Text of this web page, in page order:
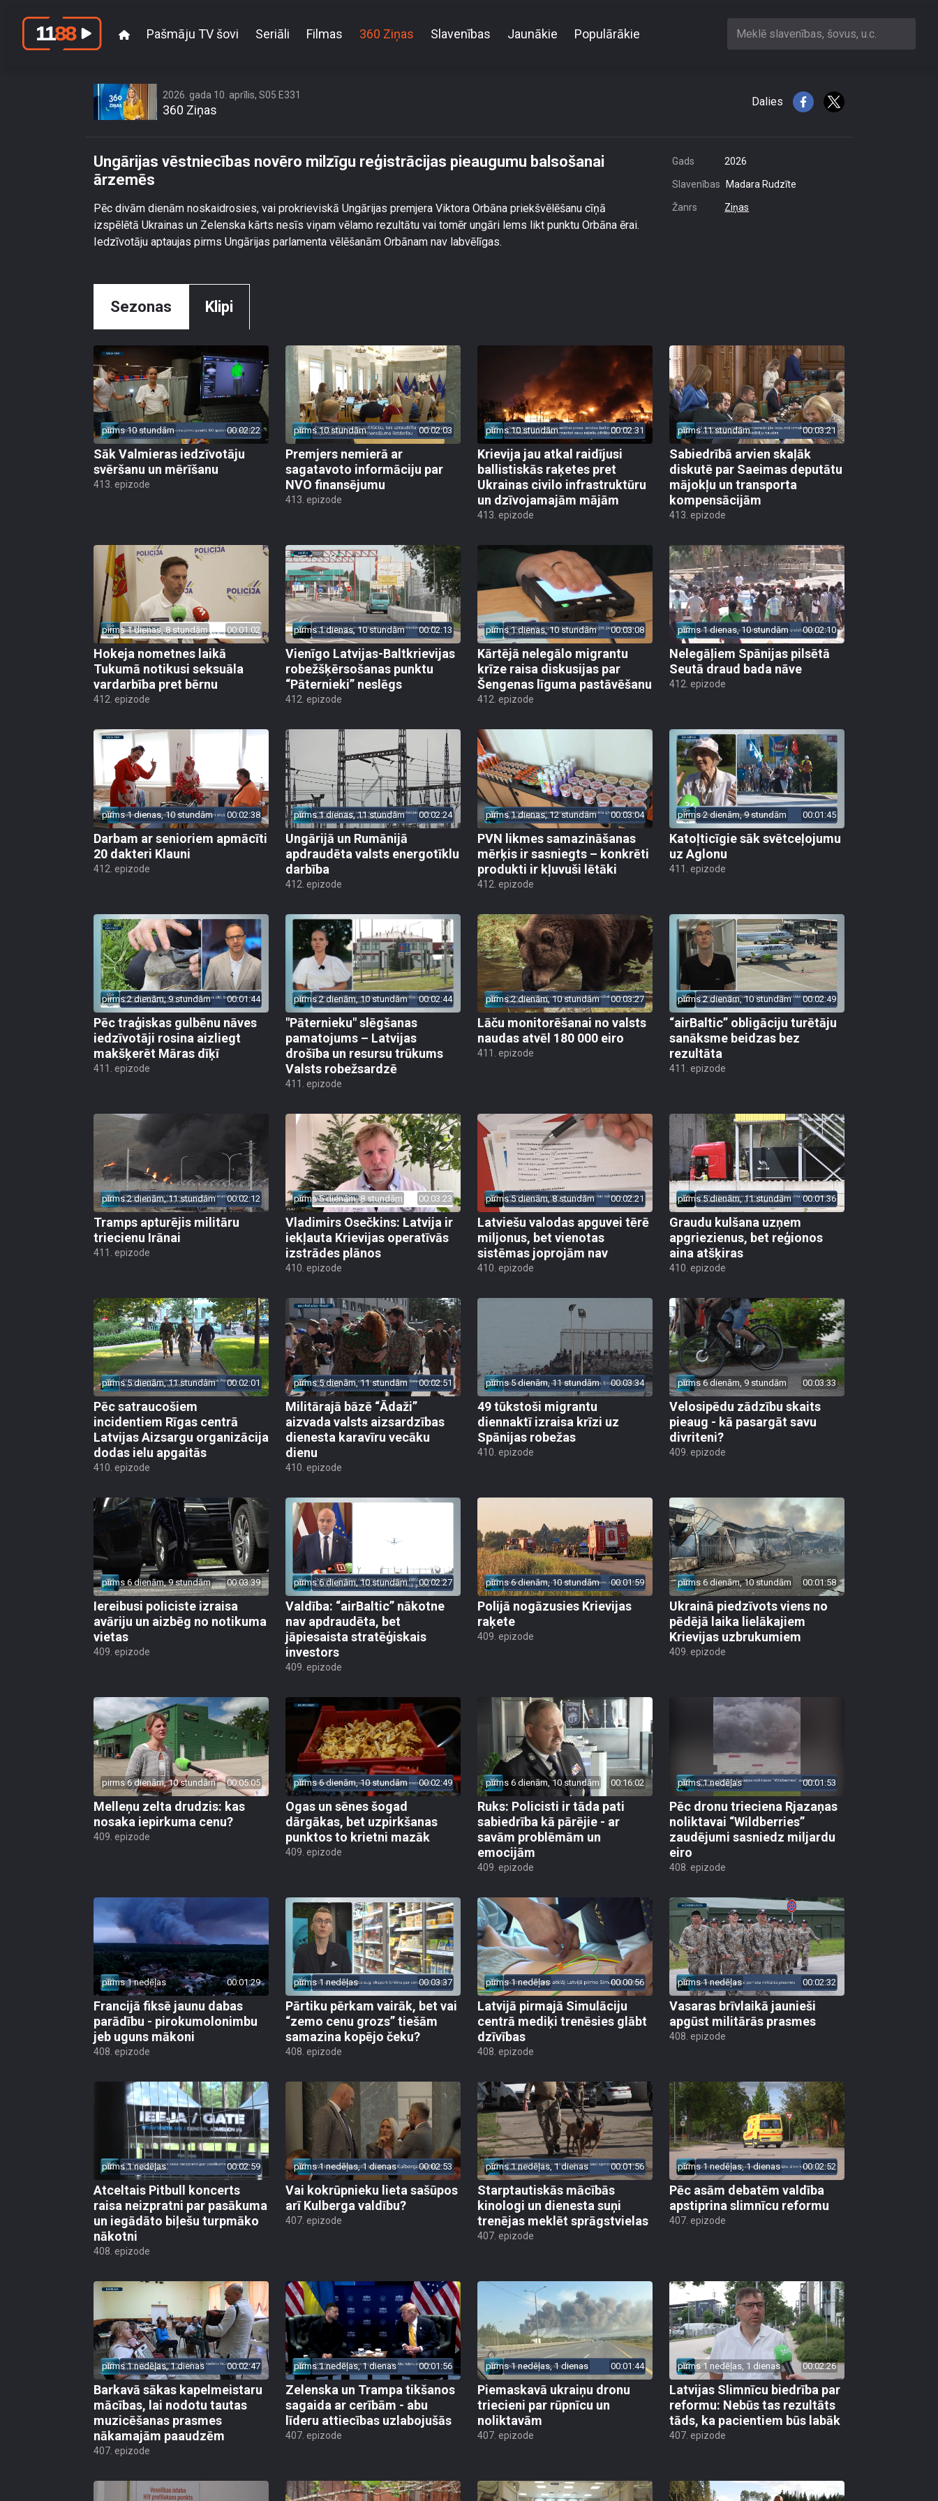
Pašmāju TV šovi Seriāli Filmas 360 Ziņas Slavenības Jaunākie Populārākie Meklē slavenības, šovus, u.c.
2026. gada 10. aprīlis, S05 E331
360 Ziņas
Dalies
Ungārijas vēstniecības novēro milzīgu reģistrācijas pieaugumu balsošanai
ārzemēs
Pēc divām dienām noskaidrosies, vai prokrieviskā Ungārijas premjera Viktora Orbāna priekšvēlēšanu cīņā
izspēlētā Ukrainas un Zelenska kārts nesīs viņam vēlamo rezultātu vai tomēr ungāri lems likt punktu Orbāna ērai.
Iedzīvotāju aptaujas pirms Ungārijas parlamenta vēlēšanām Orbānam nav labvēlīgas.
Gads 2026
Slavenības Madara Rudzīte
Žanrs Ziņas
Sezonas Klipi
pirms 10 stundām 00:02:22
Sāk Valmieras iedzīvotāju
svēršanu un mērīšanu
413. epizode
pirms 10 stundām 00:02:03
Premjers nemierā ar
sagatavoto informāciju par
NVO finansējumu
413. epizode
pirms 10 stundām 00:02:31
Krievija jau atkal raidījusi
ballistiskās raķetes pret
Ukrainas civilo infrastruktūru
un dzīvojamajām mājām
413. epizode
pirms 11 stundām 00:03:21
Sabiedrībā arvien skaļāk
diskutē par Saeimas deputātu
mājokļu un transporta
kompensācijām
413. epizode
pirms 1 dienas, 8 stundām 00:01:02
Hokeja nometnes laikā
Tukumā notikusi seksuāla
vardarbība pret bērnu
412. epizode
pirms 1 dienas, 10 stundām 00:02:13
Vienīgo Latvijas-Baltkrievijas
robežšķērsošanas punktu
“Pāternieki” neslēgs
412. epizode
pirms 1 dienas, 10 stundām 00:03:08
Kārtējā nelegālo migrantu
krīze raisa diskusijas par
Šengenas līguma pastāvēšanu
412. epizode
pirms 1 dienas, 10 stundām 00:02:10
Nelegāļiem Spānijas pilsētā
Seutā draud bada nāve
412. epizode
pirms 1 dienas, 10 stundām 00:02:38
Darbam ar senioriem apmācīti
20 dakteri Klauni
412. epizode
pirms 1 dienas, 11 stundām 00:02:24
Ungārijā un Rumānijā
apdraudēta valsts energotīklu
darbība
412. epizode
pirms 1 dienas, 12 stundām 00:03:04
PVN likmes samazināšanas
mērķis ir sasniegts – konkrēti
produkti ir kļuvuši lētāki
412. epizode
pirms 2 dienām, 9 stundām 00:01:45
Katoļticīgie sāk svētceļojumu
uz Aglonu
411. epizode
pirms 2 dienām, 9 stundām 00:01:44
Pēc traģiskas gulbēnu nāves
iedzīvotāji rosina aizliegt
makšķerēt Māras dīķī
411. epizode
pirms 2 dienām, 10 stundām 00:02:44
"Pāternieku" slēgšanas
pamatojums – Latvijas
drošība un resursu trūkums
Valsts robežsardzē
411. epizode
pirms 2 dienām, 10 stundām 00:03:27
Lāču monitorēšanai no valsts
naudas atvēl 180 000 eiro
411. epizode
pirms 2 dienām, 10 stundām 00:02:49
“airBaltic” obligāciju turētāju
sanāksme beidzas bez
rezultāta
411. epizode
pirms 2 dienām, 11 stundām 00:02:12
Tramps apturējis militāru
triecienu Irānai
411. epizode
pirms 5 dienām, 8 stundām 00:03:23
Vladimirs Osečkins: Latvija ir
iekļauta Krievijas operatīvās
izstrādes plānos
410. epizode
pirms 5 dienām, 8 stundām 00:02:21
Latviešu valodas apguvei tērē
miljonus, bet vienotas
sistēmas joprojām nav
410. epizode
pirms 5 dienām, 11 stundām 00:01:36
Graudu kulšana uzņem
apgriezienus, bet reģionos
aina atšķiras
410. epizode
pirms 5 dienām, 11 stundām 00:02:01
Pēc satraucošiem
incidentiem Rīgas centrā
Latvijas Aizsargu organizācija
dodas ielu apgaitās
410. epizode
pirms 5 dienām, 11 stundām 00:02:51
Militārajā bāzē “Ādaži”
aizvada valsts aizsardzības
dienesta karavīru vecāku
dienu
410. epizode
pirms 5 dienām, 11 stundām 00:03:34
49 tūkstoši migrantu
diennaktī izraisa krīzi uz
Spānijas robežas
410. epizode
pirms 6 dienām, 9 stundām 00:03:33
Velosipēdu zādzību skaits
pieaug - kā pasargāt savu
divriteni?
409. epizode
pirms 6 dienām, 9 stundām 00:03:39
Iereibusi policiste izraisa
avāriju un aizbēg no notikuma
vietas
409. epizode
pirms 6 dienām, 10 stundām 00:02:27
Valdība: “airBaltic” nākotne
nav apdraudēta, bet
jāpiesaista stratēģiskais
investors
409. epizode
pirms 6 dienām, 10 stundām 00:01:59
Polijā nogāzusies Krievijas
raķete
409. epizode
pirms 6 dienām, 10 stundām 00:01:58
Ukrainā piedzīvots viens no
pēdējā laika lielākajiem
Krievijas uzbrukumiem
409. epizode
pirms 6 dienām, 10 stundām 00:05:05
Melleņu zelta drudzis: kas
nosaka iepirkuma cenu?
409. epizode
pirms 6 dienām, 10 stundām 00:02:49
Ogas un sēnes šogad
dārgākas, bet uzpirkšanas
punktos to krietni mazāk
409. epizode
pirms 6 dienām, 10 stundām 00:16:02
Ruks: Policisti ir tāda pati
sabiedrība kā pārējie - ar
savām problēmām un
emocijām
409. epizode
pirms 1 nedēļas 00:01:53
Pēc dronu trieciena Rjazaņas
noliktavai “Wildberries”
zaudējumi sasniedz miljardu
eiro
408. epizode
pirms 1 nedēļas 00:01:29
Francijā fiksē jaunu dabas
parādību - pirokumolonimbu
jeb uguns mākoni
408. epizode
pirms 1 nedēļas 00:03:37
Pārtiku pērkam vairāk, bet vai
“zemo cenu grozs” tiešām
samazina kopējo čeku?
408. epizode
pirms 1 nedēļas 00:00:56
Latvijā pirmajā Simulāciju
centrā mediķi trenēsies glābt
dzīvības
408. epizode
pirms 1 nedēļas 00:02:32
Vasaras brīvlaikā jaunieši
apgūst militārās prasmes
408. epizode
pirms 1 nedēļas 00:02:59
Atceltais Pitbull koncerts
raisa neizpratni par pasākuma
un iegādāto biļešu turpmāko
nākotni
408. epizode
pirms 1 nedēļas, 1 dienas 00:02:53
Vai kokrūpnieku lieta sašūpos
arī Kulberga valdību?
407. epizode
pirms 1 nedēļas, 1 dienas 00:01:56
Starptautiskās mācībās
kinologi un dienesta suņi
trenējas meklēt sprāgstvielas
407. epizode
pirms 1 nedēļas, 1 dienas 00:02:52
Pēc asām debatēm valdība
apstiprina slimnīcu reformu
407. epizode
pirms 1 nedēļas, 1 dienas 00:02:47
Barkavā sākas kapelmeistaru
mācības, lai nodotu tautas
muzicēšanas prasmes
nākamajām paaudzēm
407. epizode
pirms 1 nedēļas, 1 dienas 00:01:56
Zelenska un Trampa tikšanos
sagaida ar cerībām - abu
līderu attiecības uzlabojušās
407. epizode
pirms 1 nedēļas, 1 dienas 00:01:44
Piemaskavā ukraiņu dronu
triecieni par rūpnīcu un
noliktavām
407. epizode
pirms 1 nedēļas, 1 dienas 00:02:26
Latvijas Slimnīcu biedrība par
reformu: Nebūs tas rezultāts
tāds, ka pacientiem būs labāk
407. epizode